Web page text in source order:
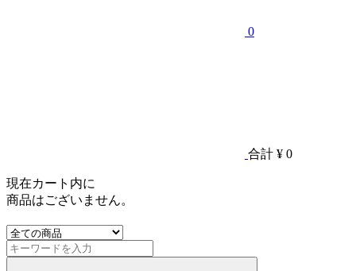
0
合計 ¥ 0
現在カート内に
商品はございません。